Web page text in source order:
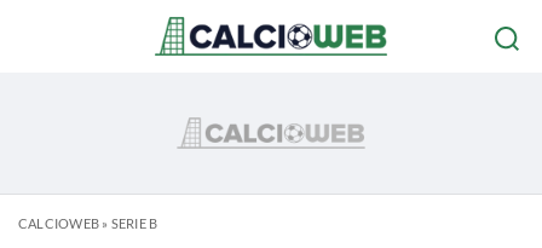
CALCIOWEB» SERIE B